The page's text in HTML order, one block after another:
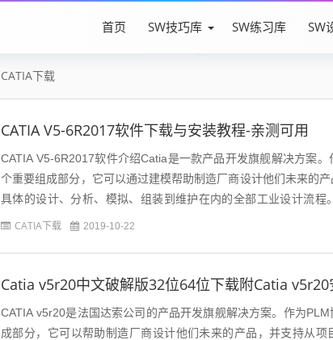
首页 SW技巧库 SW练习库 SW
CATIA下载
CATIA V5-6R2017软件下载与安装教程-亲测可用
CATIA V5-6R2017软件介绍Catia是一款产品开发旗舰解决方案
个重要组成部分，它可以通过建模帮助制造厂商设计他们未来的产
具体的设计、分析、模拟、组装到维护在内的全部工业设计流程
载CATIA v5-6...
CATIA下载 2019-10-22
Catia v5r20中文破解版32位64位下载附Catia v5r20
CATIA v5r20是法国达索公司的产品开发旗舰解决方案。作为
成部分，它可以帮助制造厂商设计他们未来的产品，并支持从项